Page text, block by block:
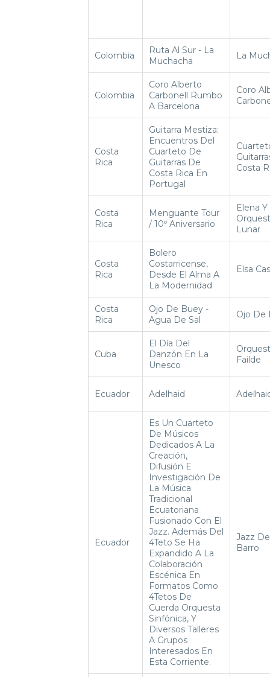
Colombia
Ruta Al Sur - La
Muchacha
La
Colombia
Coro Alberto
Carbonell Rumbo
A Barcelona
Coro
Costa
Rica
Guitarra Mestiza:
Encuentros Del
Cuarteto De
Guitarras De
Costa Rica En
Portugal
Costa
Costa
Rica
Menguante Tour
/ 10º Aniversario
Elena Y
Lunar
Costa
Rica
Bolero
Costarricense,
Desde El Alma A
La Modernidad
Elsa
Costa
Rica
Ojo De Buey -
Agua De Sal
Ojo De
Cuba
El Día Del
Danzón En La
Unesco
Failde
Ecuador Adelhaid
Ecuador
Es Un Cuarteto
De Músicos
Dedicados A La
Creación,
Difusión E
Investigación De
La Música
Tradicional
Ecuatoriana
Fusionado Con El
Jazz. Además Del
4Teto Se Ha
Expandido A La
Colaboración
Escénica En
Formatos Como
4Tetos De
Cuerda Orquesta
Sinfónica, Y
Diversos Talleres
A Grupos
Interesados En
Esta Corriente.
Jazz De
Barro